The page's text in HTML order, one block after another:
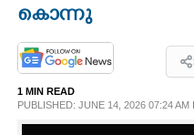
കൊന്നു
1 MIN READ
PUBLISHED: JUNE 14, 2026 07:24 AM